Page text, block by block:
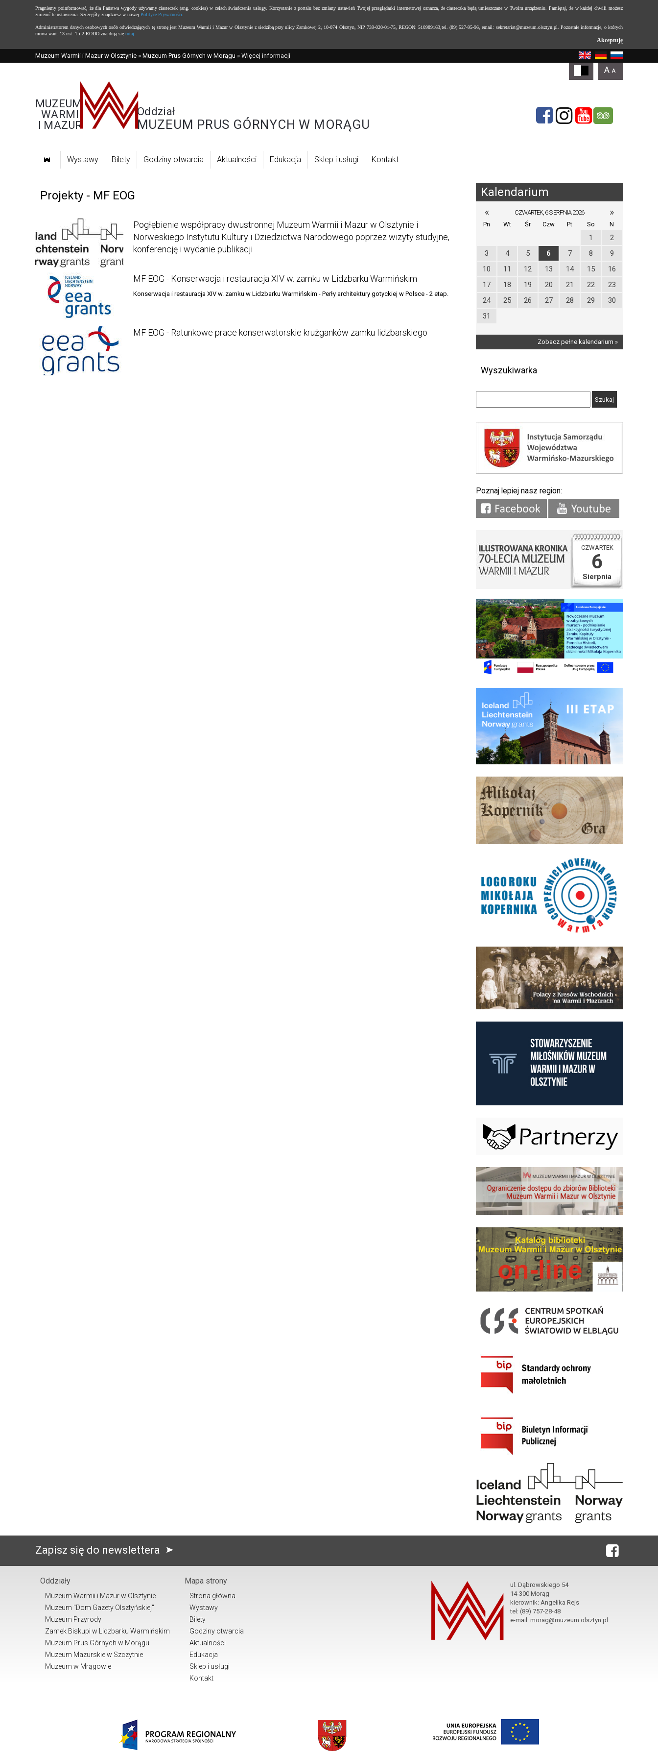
Pragniemy poinformować, że dla Państwa wygody używamy ciasteczek (ang. cookies) w celach świadczenia usługy. Korzystanie z portalu bez zmiany ustawień Twojej przeglądarki internetowej oznacza, że ciasteczka będą umieszczane w Twoim urządzeniu. Pamiętaj, że w każdej chwili możesz
zmienić te ustawienia. Szczegóły znajdziesz w naszej Polityce Prywatności
Administratorem danych osobowych osób odwiedzających tę stronę jest Muzeum Warmii i Mazur w Olsztynie z siedzibą przy ulicy Zamkowej 2, 10-074 Olsztyn, NIP 739-020-01-75, REGON: 510989163,tel. (89) 527-95-96, email: sekretariat@muzeum.olsztyn.pl. Pozostałe informacje, o których
mowa wart. 13 ust. 1 i 2 RODO znajdują się tutaj
Akceptuję
Muzeum Warmii i Mazur w Olsztynie » Muzeum Prus Górnych w Morągu » Więcej informacji
MUZEUM
WARMII
I MAZUR
Oddział
MUZEUM PRUS GÓRNYCH W MORĄGU
Strona
Wystawy Bilety Godziny otwarcia Aktualności Edukacja Sklep i usługi Kontakt
Projekty - MF EOG
Pogłębienie współpracy dwustronnej Muzeum Warmii i Mazur w Olsztynie i
Norweskiego Instytutu Kultury i Dziedzictwa Narodowego poprzez wizyty studyjne,
konferencję i wydanie publikacji
MF EOG - Konserwacja i restauracja XIV w. zamku w Lidzbarku Warmińskim
Konserwacja i restauracja XIV w. zamku w Lidzbarku Warmińskim - Perły architektury gotyckiej w Polsce - 2 etap.
MF EOG - Ratunkowe prace konserwatorskie krużganków zamku lidzbarskiego
Kalendarium
« CZWARTEK, 6 SIERPNIA 2026 »
Pn Wt Śr Czw Pt So N
1
2
3
4 5 6 7 8
9
10
11 12 13 14 15
16
17
18 19 20 21 22
23
24
25 26 27 28 29
30
31
Zobacz pełne kalendarium »
Wyszukiwarka
Poznaj lepiej nasz region:
CZWARTEK
6
Sierpnia
Zapisz się do newslettera
Oddziały
Muzeum Warmii i Mazur w Olsztynie
Muzeum "Dom Gazety Olsztyńskiej"
Muzeum Przyrody
Zamek Biskupi w Lidzbarku Warmińskim
Muzeum Prus Górnych w Morągu
Muzeum Mazurskie w Szczytnie
Muzeum w Mrągowie
Mapa strony
Strona główna
Wystawy
Bilety
Godziny otwarcia
Aktualności
Edukacja
Sklep i usługi
Kontakt
ul. Dąbrowskiego 54
14-300 Morąg
kierownik: Angelika Rejs
tel: (89) 757-28-48
e-mail: morag@muzeum.olsztyn.pl